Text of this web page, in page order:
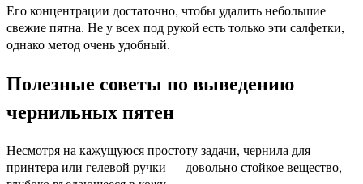
Его концентрации достаточно, чтобы удалить небольшие
свежие пятна. Не у всех под рукой есть только эти салфетки,
однако метод очень удобный.
Полезные советы по выведению
чернильных пятен
Несмотря на кажущуюся простоту задачи, чернила для
принтера или гелевой ручки — довольно стойкое вещество,